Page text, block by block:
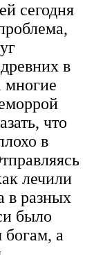
сегодня
в
многие
что
в
лечили
в разных
было
богам, а